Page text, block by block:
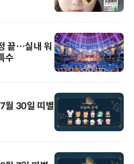
끝…실내 워
수
월 30일 띠별